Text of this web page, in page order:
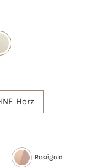
Herz
Roségold